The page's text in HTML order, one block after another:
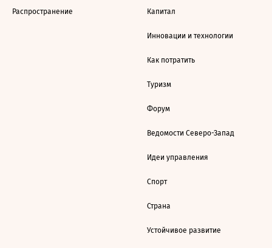
Распространение Капитал
Инновации и технологии
Как потратить
Туризм
Форум
Ведомости Северо-Запад
Идеи управления
Спорт
Страна
Устойчивое развитие